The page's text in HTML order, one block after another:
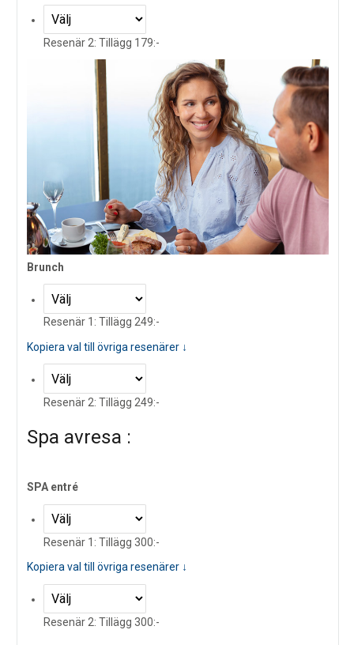
Resenär 2: Tillägg 179:-
Brunch
Resenär 1: Tillägg 249:-
Kopiera val till övriga resenärer ↓
Resenär 2: Tillägg 249:-
Spa avresa :
SPA entré
Resenär 1: Tillägg 300:-
Kopiera val till övriga resenärer ↓
Resenär 2: Tillägg 300:-